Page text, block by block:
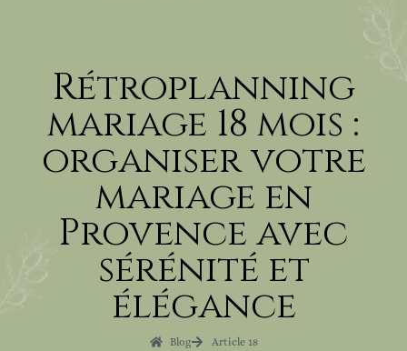
Rétroplanning
mariage 18 mois :
organiser votre
mariage en
Provence avec
sérénité et
élégance
Blog Article 18